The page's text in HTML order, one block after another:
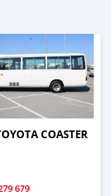
COASTER
679